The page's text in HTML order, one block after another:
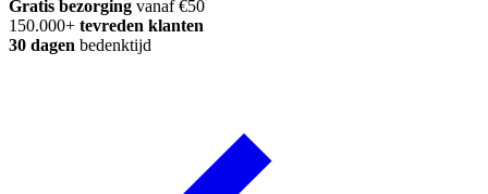
Gratis bezorging vanaf €50
150.000+ tevreden klanten
30 dagen bedenktijd